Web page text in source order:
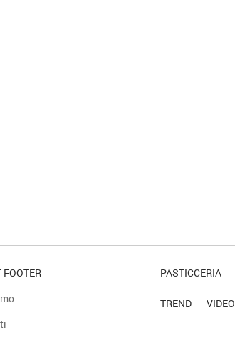
FOOTER
PASTICCERIA
TREND VIDEO